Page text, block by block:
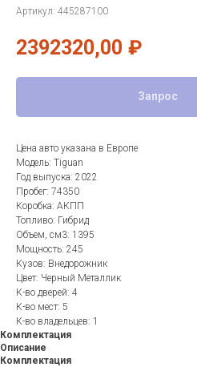
Артикул: 445287100
2392320,00 ₽
Запрос
Цена авто указана в Европе
Модель: Tiguan
Год выпуска: 2022
Пробег: 74350
Коробка: АКПП
Топливо: Гибрид
Объем, см3: 1395
Мощность: 245
Кузов: Внедорожник
Цвет: Черный Металлик
К-во дверей: 4
К-во мест: 5
К-во владельцев: 1
Комплектация
Описание
Комплектация